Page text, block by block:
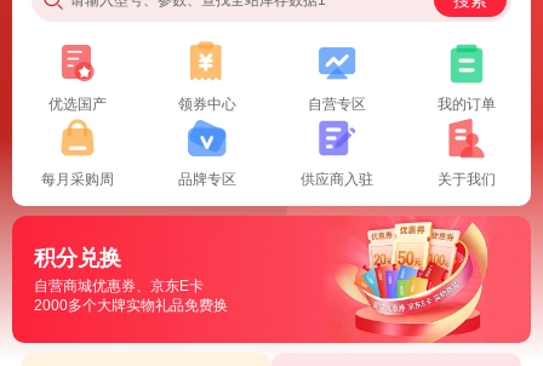
优选国产 领券中心 自营专区 我的订单
每月采购周 品牌专区 供应商入驻 关于我们
积分兑换
自营商城优惠券、京东E卡
2000多个大牌实物礼品免费换